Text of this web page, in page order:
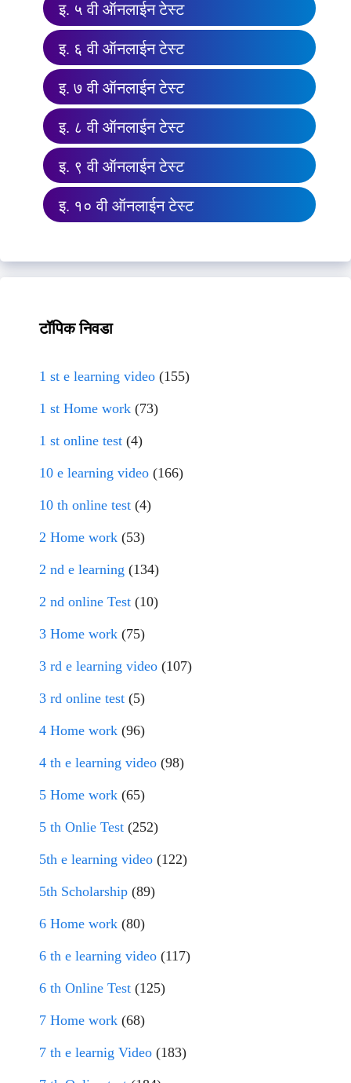
इ. ५ वी ऑनलाईन टेस्ट
इ. ६ वी ऑनलाईन टेस्ट
इ. ७ वी ऑनलाईन टेस्ट
इ. ८ वी ऑनलाईन टेस्ट
इ. ९ वी ऑनलाईन टेस्ट
इ. १० वी ऑनलाईन टेस्ट
टॉपिक निवडा
1 st e learning video (155)
1 st Home work (73)
1 st online test (4)
10 e learning video (166)
10 th online test (4)
2 Home work (53)
2 nd e learning (134)
2 nd online Test (10)
3 Home work (75)
3 rd e learning video (107)
3 rd online test (5)
4 Home work (96)
4 th e learning video (98)
5 Home work (65)
5 th Onlie Test (252)
5th e learning video (122)
5th Scholarship (89)
6 Home work (80)
6 th e learning video (117)
6 th Online Test (125)
7 Home work (68)
7 th e learnig Video (183)